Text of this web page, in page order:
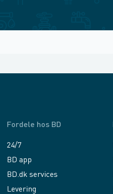
Fordele hos BD
24/7
BD app
BD.dk services
Levering